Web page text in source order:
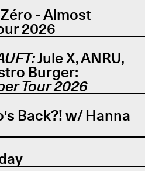
- Almost
2026
Jule X, ANRU,
Burger:
Tour 2026
Back?! w/ Hanna